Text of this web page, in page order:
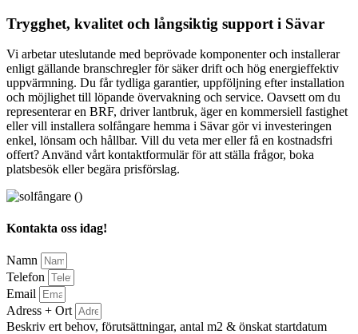
Trygghet, kvalitet och långsiktig support i Sävar
Vi arbetar uteslutande med beprövade komponenter och installerar
enligt gällande branschregler för säker drift och hög energieffektiv
uppvärmning. Du får tydliga garantier, uppföljning efter installation
och möjlighet till löpande övervakning och service. Oavsett om du
representerar en BRF, driver lantbruk, äger en kommersiell fastighet
eller vill installera solfångare hemma i Sävar gör vi investeringen
enkel, lönsam och hållbar. Vill du veta mer eller få en kostnadsfri
offert? Använd vårt kontaktformulär för att ställa frågor, boka
platsbesök eller begära prisförslag.
Kontakta oss idag!
Namn
Telefon
Email
Adress + Ort
Beskriv ert behov, förutsättningar, antal m2 & önskat startdatum